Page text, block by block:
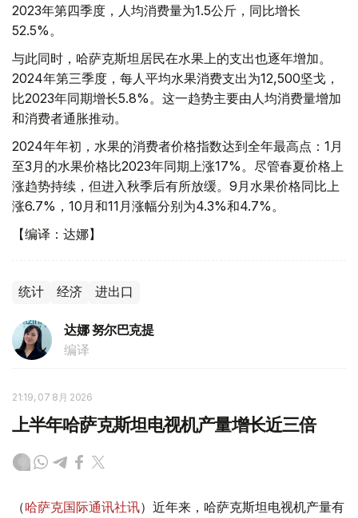
2023年第四季度，人均消费量为1.5公斤，同比增长
52.5%。
与此同时，哈萨克斯坦居民在水果上的支出也逐年增加。
2024年第三季度，每人平均水果消费支出为12,500坚戈，
比2023年同期增长5.8%。这一趋势主要由人均消费量增加
和消费者通胀推动。
2024年年初，水果的消费者价格指数达到全年最高点：1月
至3月的水果价格比2023年同期上涨17%。尽管春夏价格上
涨趋势持续，但进入秋季后有所放缓。9月水果价格同比上
涨6.7%，10月和11月涨幅分别为4.3%和4.7%。
【编译：达娜】
统计 经济 进出口
达娜 努尔巴克提
编译
21:19, 07 8月 2026
上半年哈萨克斯坦电视机产量增长近三倍
（哈萨克国际通讯社讯）近年来，哈萨克斯坦电视机产量有